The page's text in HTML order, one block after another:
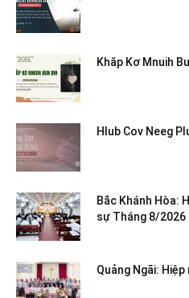
Khăp Kơ Mnuih
Hlub Cov Neeg
Bắc Khánh Hòa:
sự Tháng 8/2026
Quảng Ngãi: